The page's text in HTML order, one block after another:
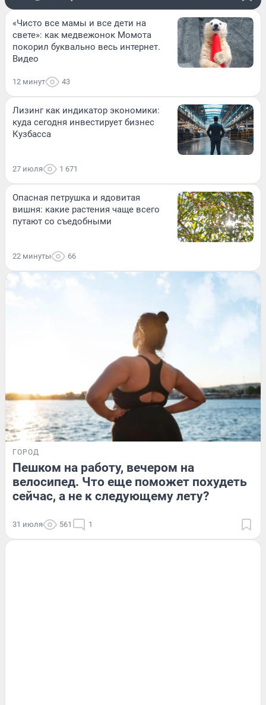
«Чисто все мамы и все дети на
свете»: как медвежонок Момота
покорил буквально весь интернет.
Видео
12 минут 43
Лизинг как индикатор экономики:
куда сегодня инвестирует бизнес
Кузбасса
27 июля 1 671
Опасная петрушка и ядовитая
вишня: какие растения чаще всего
путают со съедобными
22 минуты 66
ГОРОД
Пешком на работу, вечером на
велосипед. Что еще поможет похудеть
сейчас, а не к следующему лету?
31 июля 561 1